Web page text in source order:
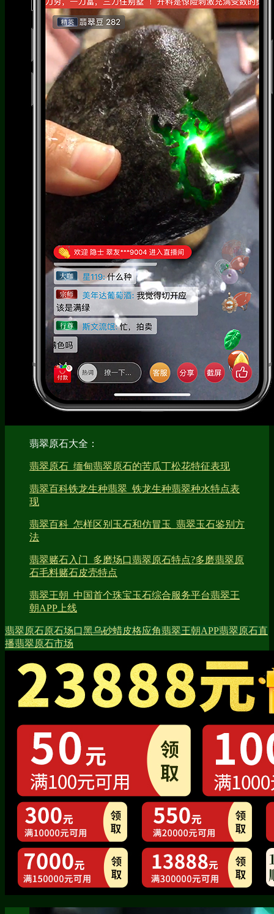
翡翠原石大全：
翡翠原石_缅甸翡翠原石的苦瓜丁松花特征表现
翡翠百科铁龙生种翡翠_铁龙生种翡翠种水特点表
现
翡翠百科_怎样区别玉石和仿冒玉_翡翠玉石鉴别方
法
翡翠赌石入门_多磨场口翡翠原石特点?多磨翡翠原
石毛料赌石皮壳特点
翡翠王朝_中国首个珠宝玉石综合服务平台翡翠王
朝APP上线
翡翠原石原石场口黑乌砂蜡皮格应角翡翠王朝APP翡翠原石直
播翡翠原石市场